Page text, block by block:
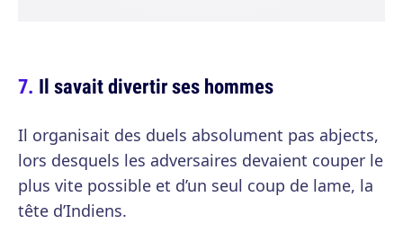
Il savait divertir ses hommes
Il organisait des duels absolument pas abjects,
lors desquels les adversaires devaient couper le
plus vite possible et d’un seul coup de lame, la
tête d’Indiens.